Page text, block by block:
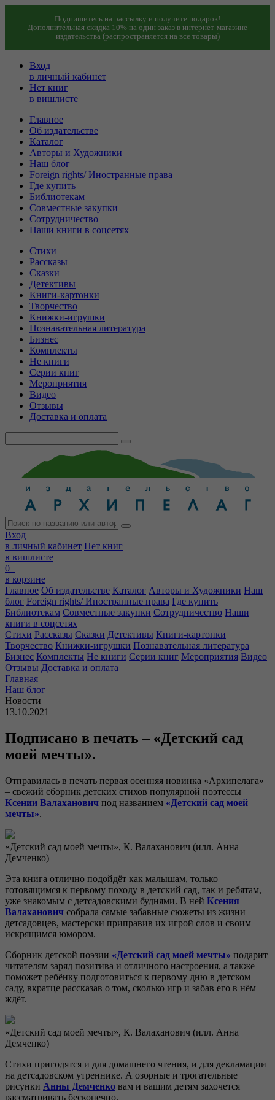
Подпишитесь на рассылку и получите подарок!
Дополнительная скидка 10% на один заказ в интернет-магазине
издательства (распространяется на все товары)
Вход
в личный кабинет
Нет книг
в вишлисте
Главное
Об издательстве
Каталог
Авторы и Художники
Наш блог
Foreign rights/ Иностранные права
Где купить
Библиотекам
Совместные закупки
Сотрудничество
Наши книги в соцсетях
Стихи
Рассказы
Сказки
Детективы
Книги-картонки
Творчество
Книжки-игрушки
Познавательная литература
Бизнес
Комплекты
Не книги
Серии книг
Мероприятия
Видео
Отзывы
Доставка и оплата
Вход
в личный кабинет Нет книг
в вишлисте
0
в корзине
Главное Об издательстве Каталог Авторы и Художники Наш
блог Foreign rights/ Иностранные права Где купить
Библиотекам Совместные закупки Сотрудничество Наши
книги в соцсетях
Стихи Рассказы Сказки Детективы Книги-картонки
Творчество Книжки-игрушки Познавательная литература
Бизнес Комплекты Не книги Серии книг Мероприятия Видео
Отзывы Доставка и оплата
Главная
Наш блог
Новости
13.10.2021
Подписано в печать – «Детский сад
моей мечты».
Отправилась в печать первая осенняя новинка «Архипелага»
– свежий сборник детских стихов популярной поэтессы
Ксении Валаханович под названием «Детский сад моей
мечты».
«Детский сад моей мечты», К. Валаханович (илл. Анна
Демченко)
Эта книга отлично подойдёт как малышам, только
готовящимся к первому походу в детский сад, так и ребятам,
уже знакомым с детсадовскими буднями. В ней Ксения
Валаханович собрала самые забавные сюжеты из жизни
детсадовцев, мастерски приправив их игрой слов и своим
искрящимся юмором.
Сборник детской поэзии «Детский сад моей мечты» подарит
читателям заряд позитива и отличного настроения, а также
поможет ребёнку подготовиться к первому дню в детском
саду, вкратце рассказав о том, сколько игр и забав его в нём
ждёт.
«Детский сад моей мечты», К. Валаханович (илл. Анна
Демченко)
Стихи пригодятся и для домашнего чтения, и для декламации
на детсадовском утреннике. А озорные и трогательные
рисунки Анны Демченко вам и вашим детям захочется
рассматривать бесконечно.